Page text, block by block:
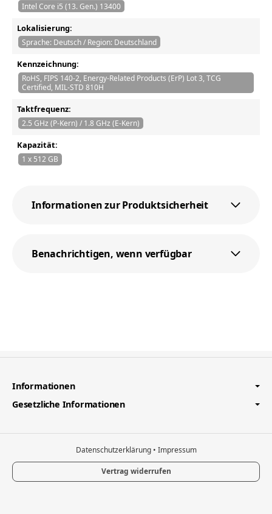
Intel Core i5 (13. Gen.) 13400
Lokalisierung:
Sprache: Deutsch / Region: Deutschland
Kennzeichnung:
RoHS, FIPS 140-2, Energy-Related Products (ErP) Lot 3, TCG
Certified, MIL-STD 810H
Taktfrequenz:
2.5 GHz (P-Kern) / 1.8 GHz (E-Kern)
Kapazität:
1 x 512 GB
Informationen zur Produktsicherheit
Benachrichtigen, wenn verfügbar
Informationen
Gesetzliche Informationen
Datenschutzerklärung • Impressum
Vertrag widerrufen